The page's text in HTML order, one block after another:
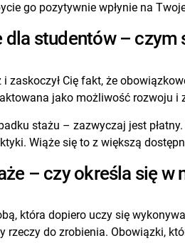
go pozytywnie wpłynie na
dla studentów –
zaskoczył Cię fakt, że
jako możliwość rozwoju i
stażu – zazwyczaj jest
Wiąże się to z większą
– czy określa się w
która dopiero uczy się
rzeczy do zrobienia. Obowiązki,